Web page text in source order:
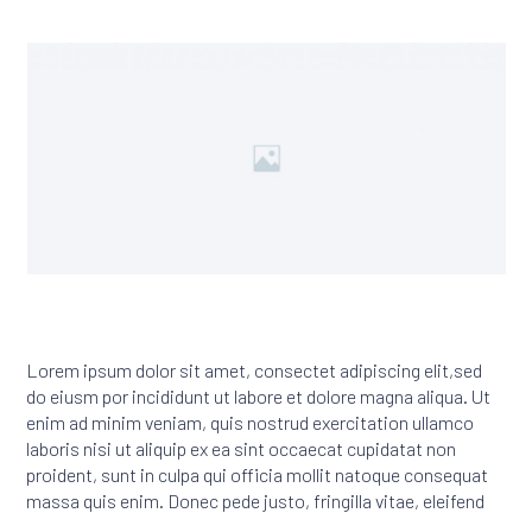
Lorem ipsum dolor sit amet, consectet adipiscing elit,sed
do eiusm por incididunt ut labore et dolore magna aliqua. Ut
enim ad minim veniam, quis nostrud exercitation ullamco
laboris nisi ut aliquip ex ea sint occaecat cupidatat non
proident, sunt in culpa qui officia mollit natoque consequat
massa quis enim. Donec pede justo, fringilla vitae, eleifend